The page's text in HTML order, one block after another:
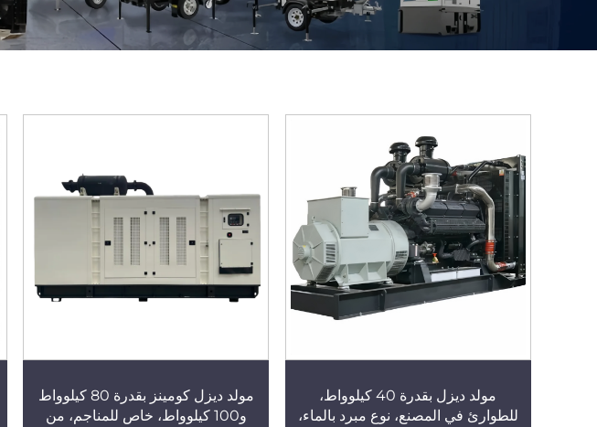
مولد ديزل بقدرة 40 كيلوواط،
للطوارئ في المصنع، نوع مبرد بالماء،
مولد ديزل كومينز بقدرة 80 كيلوواط
و100 كيلوواط، خاص للمناجم، من